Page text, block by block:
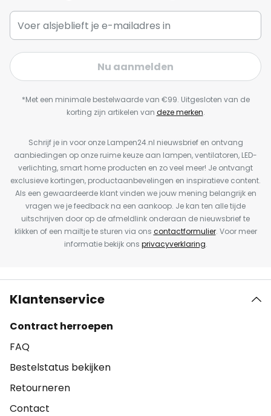
Nu aanmelden
*Met een minimale bestelwaarde van €99. Uitgesloten van de
korting zijn artikelen van deze merken.
Schrijf je in voor onze Lampen24.nl nieuwsbrief en ontvang
aanbiedingen op onze ruime keuze aan lampen, ventilatoren, LED-
verlichting, smart home producten en zo veel meer! Je ontvangt
exclusieve kortingen, productaanbevelingen en inspiratieve content.
Als een gewaardeerde klant vinden we jouw mening belangrijk en
vragen we je feedback na een aankoop. Je kan ten alle tijde
uitschrijven door op de afmeldlink onderaan de nieuwsbrief te
klikken of een mailtje te sturen via ons contactformulier. Voor meer
informatie bekijk ons privacyverklaring.
Klantenservice
Contract herroepen
FAQ
Bestelstatus bekijken
Retourneren
Contact